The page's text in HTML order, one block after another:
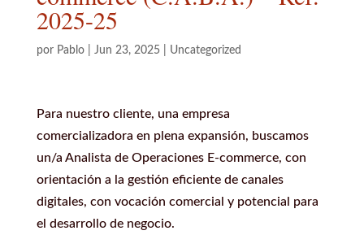
2025-25
por Pablo| Jun 23, 2025| Uncategorized
Para nuestro cliente, una empresa
comercializadora en plena expansión, buscamos
un/a Analista de Operaciones E-commerce, con
orientación a la gestión eficiente de canales
digitales, con vocación comercial y potencial para
el desarrollo de negocio.